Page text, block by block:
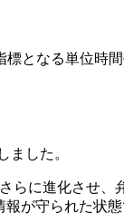
となる単位時
ました。
に進化させ
が守られた